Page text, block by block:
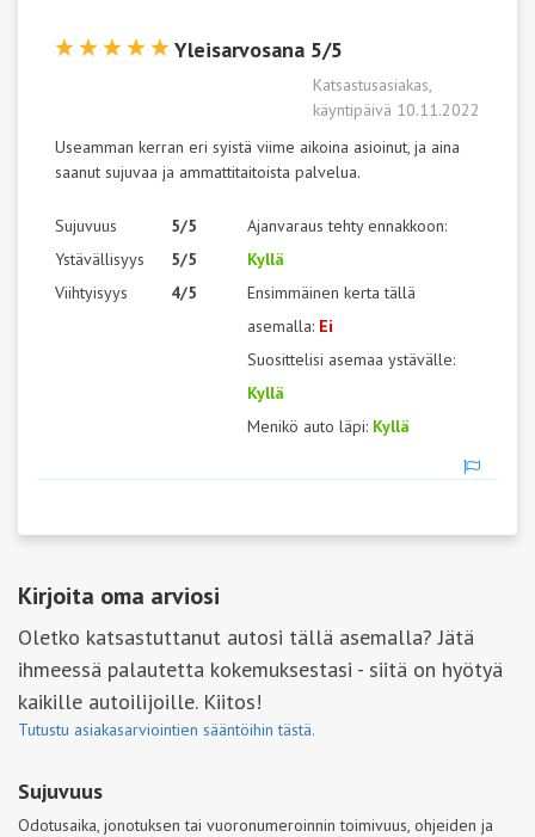
Yleisarvosana 5/5
Katsastusasiakas,
käyntipäivä 10.11.2022
Useamman kerran eri syistä viime aikoina asioinut, ja aina
saanut sujuvaa ja ammattitaitoista palvelua.
Sujuvuus
Ystävällisyys
Viihtyisyys
5/5
5/5
4/5
Ajanvaraus tehty ennakkoon:
Kyllä
Ensimmäinen kerta tällä
asemalla: Ei
Suosittelisi asemaa ystävälle:
Kyllä
Menikö auto läpi: Kyllä
Kirjoita oma arviosi
Oletko katsastuttanut autosi tällä asemalla? Jätä
ihmeessä palautetta kokemuksestasi - siitä on hyötyä
kaikille autoilijoille. Kiitos!
Tutustu asiakasarviointien sääntöihin tästä.
Sujuvuus
Odotusaika, jonotuksen tai vuoronumeroinnin toimivuus, ohjeiden ja